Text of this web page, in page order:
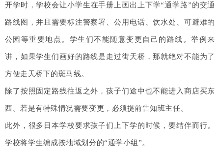
开学时，学校会让小学生在手册上画出上下学“通学路”的交通
路线图，并且需要标注警察署、公用电话、饮水处、可避难的
公园等重要地点。学生们不能随意变更自己的路线。举例来
讲，如果学生们画好的路线是走过街天桥，那就绝对不能为了
方便走天桥下的斑马线。
除了按照固定路线往返之外，孩子们途中也不能进入商店买东
西。若是有特殊情况需要变更，必须提前告知班主任。
此外，很多日本学校要求孩子们上下学的时候，要结伴而行。
学校将学生编成按地域划分的“通学小组”。